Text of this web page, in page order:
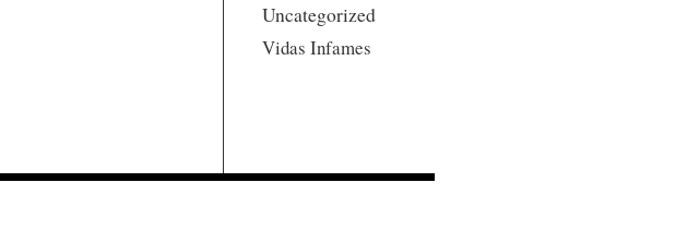
Uncategorized
Vidas Infames